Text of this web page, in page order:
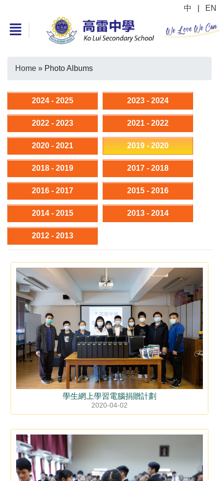
中 EN
Home » Photo Albums
2024 - 2025 2023 - 2024
2022 - 2023 2021 - 2022
2020 - 2021 2019 - 2020
2018 - 2019 2017 - 2018
2016 - 2017 2015 - 2016
2014 - 2015 2013 - 2014
2012 - 2013
學生網上學習電腦捐贈計劃
2020-04-02